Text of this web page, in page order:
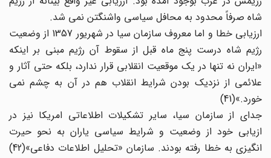
شاه صرفاً محدود به محافل سیاسی واشنگتن نمی شد.
ارزیابی خطا و اما معروف سازمان سیا در شهریور 1357 از وضعیت
رژیم شاه درست پنج ماه قبل از سقوط آن رژیم مبنی بر اینکه
«ایران نه تنها در یک موقعیت انقلابی قرار ندارد، بلکه حتی آثار و
علائمی از نزدیک بودن شرایط انقلاب هم در آن به چشم نمی
خورد.»(41)
جدای از سازمان سیا، سایر تشکیلات اطلاعاتی امریکا نیز در
ازیابی خود از وضعیت و شرایط سیاسی یاران به نحو حیرت
انگیزی به خطا رفته بودند. سازمان «تحلیل اطلاعات دفاعی»(42)